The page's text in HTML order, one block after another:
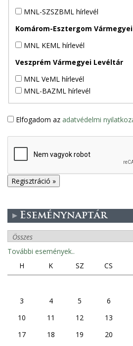
MNL-SZSZBML hírlevél
Komárom-Esztergom
MNL KEML hírlevél
Veszprém Vármegyei Levéltár
MNL VeML hírlevél
MNL-BAZML hírlevél
Elfogadom az adatvédelmi
Eseménynaptár
További események..
H
K SZ CS
3
4 5 6
10
11 12 13
17
18 19 20